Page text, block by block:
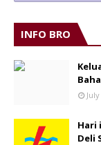
INFO BRO
Hari
Deli